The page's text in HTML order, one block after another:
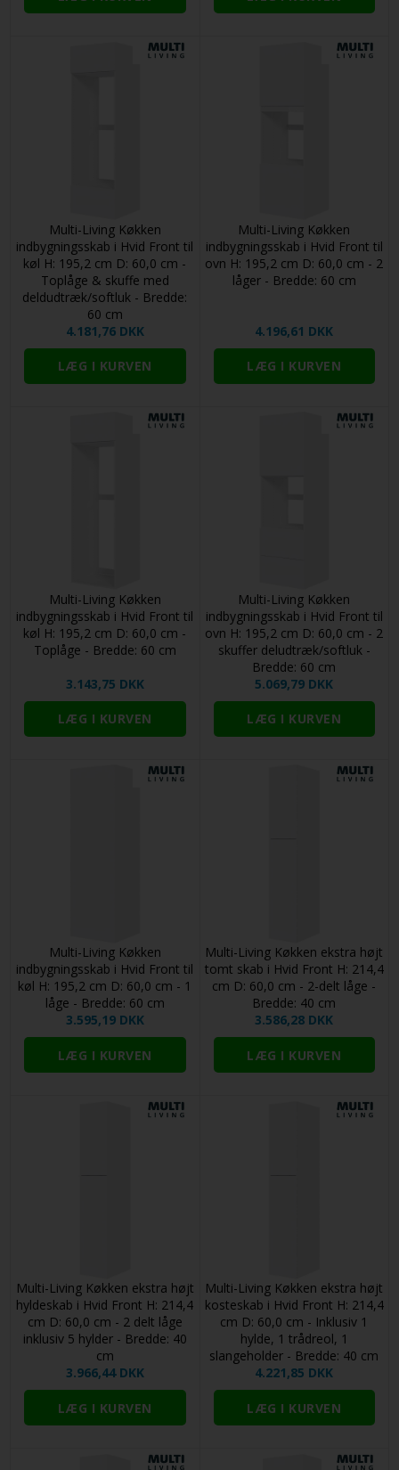
Multi-Living Køkken
indbygningsskab i Hvid Front til
køl H: 195,2 cm D: 60,0 cm -
Toplåge & skuffe med
deldudtræk/softluk - Bredde:
60 cm
4.181,76 DKK
Multi-Living Køkken
indbygningsskab i Hvid Front til
ovn H: 195,2 cm D: 60,0 cm - 2
låger - Bredde: 60 cm
4.196,61 DKK
Multi-Living Køkken
indbygningsskab i Hvid Front til
køl H: 195,2 cm D: 60,0 cm -
Toplåge - Bredde: 60 cm
3.143,75 DKK
Multi-Living Køkken
indbygningsskab i Hvid Front til
ovn H: 195,2 cm D: 60,0 cm - 2
skuffer deludtræk/softluk -
Bredde: 60 cm
5.069,79 DKK
Multi-Living Køkken
indbygningsskab i Hvid Front til
køl H: 195,2 cm D: 60,0 cm - 1
låge - Bredde: 60 cm
3.595,19 DKK
Multi-Living Køkken ekstra højt
tomt skab i Hvid Front H: 214,4
cm D: 60,0 cm - 2-delt låge -
Bredde: 40 cm
3.586,28 DKK
Multi-Living Køkken ekstra højt
hyldeskab i Hvid Front H: 214,4
cm D: 60,0 cm - 2 delt låge
inklusiv 5 hylder - Bredde: 40
cm
3.966,44 DKK
Multi-Living Køkken ekstra højt
kosteskab i Hvid Front H: 214,4
cm D: 60,0 cm - Inklusiv 1
hylde, 1 trådreol, 1
slangeholder - Bredde: 40 cm
4.221,85 DKK